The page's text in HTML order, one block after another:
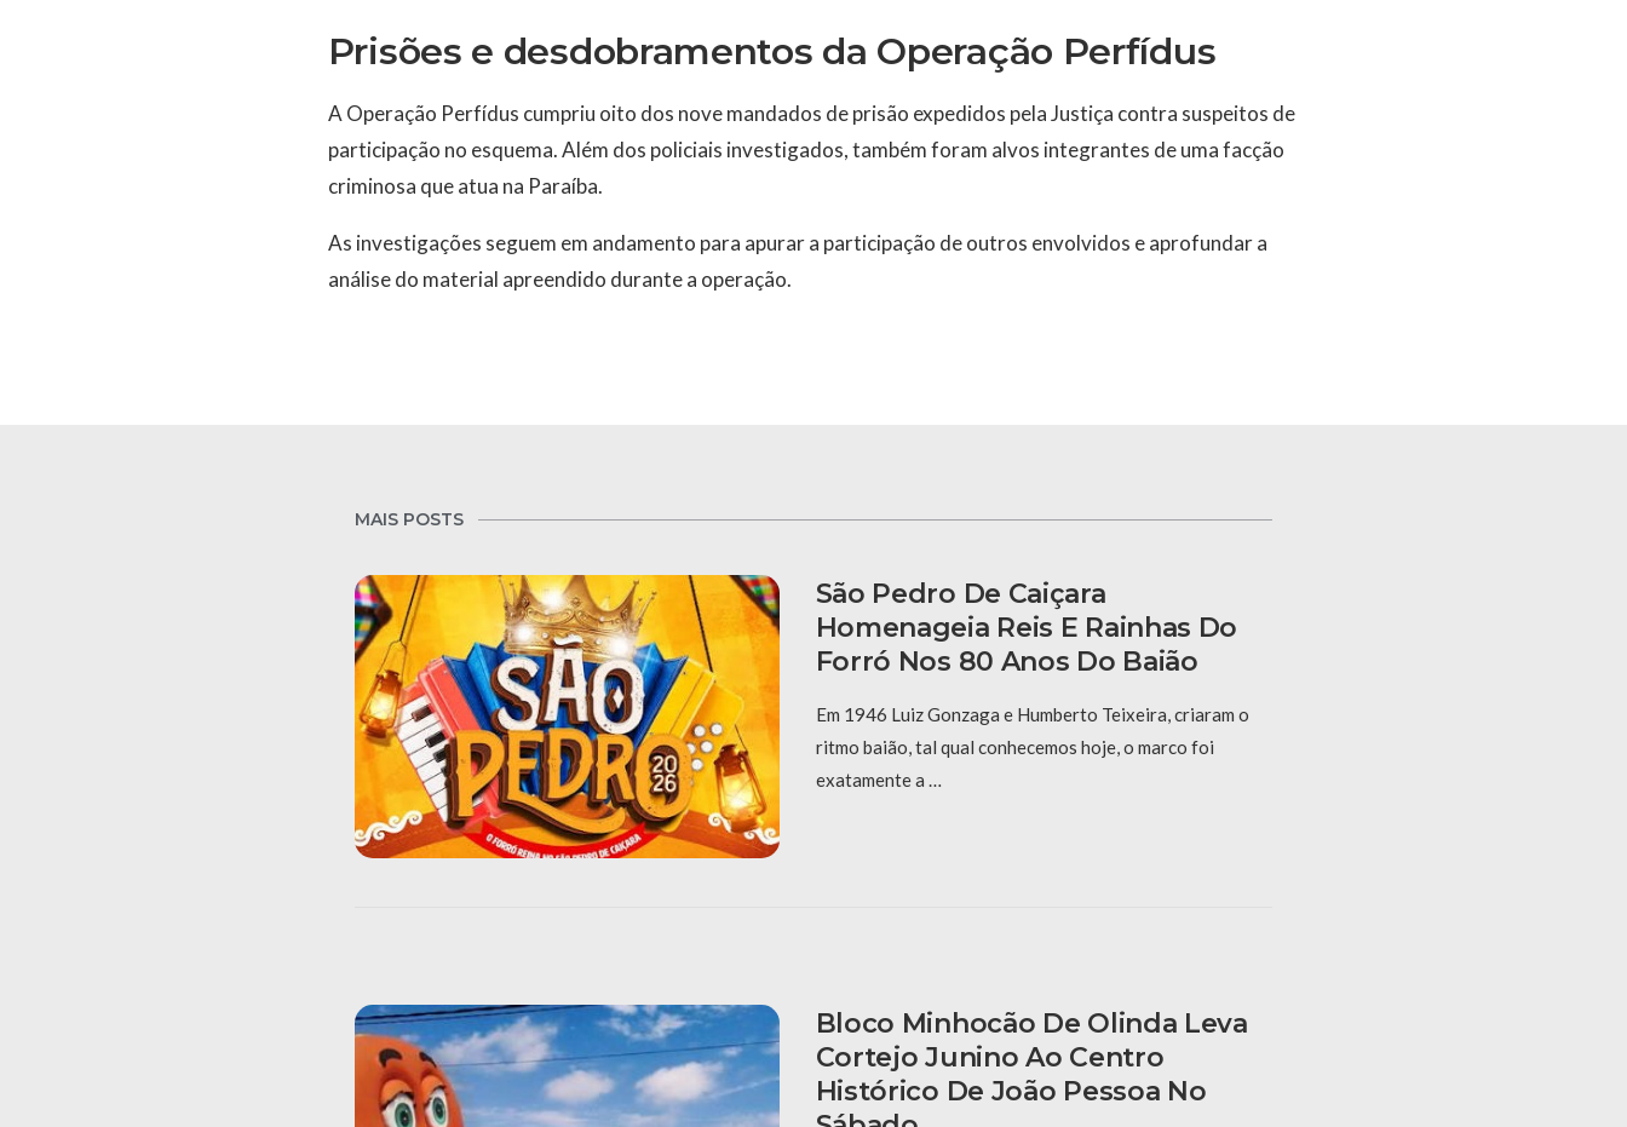
Prisões e desdobramentos da Operação Perfídus
A Operação Perfídus cumpriu oito dos nove mandados de prisão expedidos pela Justiça contra suspeitos de
participação no esquema. Além dos policiais investigados, também foram alvos integrantes de uma facção
criminosa que atua na Paraíba.
As investigações seguem em andamento para apurar a participação de outros envolvidos e aprofundar a
análise do material apreendido durante a operação.
MAIS POSTS
São Pedro De Caiçara
Homenageia Reis E Rainhas Do
Forró Nos 80 Anos Do Baião
Em 1946 Luiz Gonzaga e Humberto Teixeira, criaram o
ritmo baião, tal qual conhecemos hoje, o marco foi
exatamente a …
Bloco Minhocão De Olinda Leva
Cortejo Junino Ao Centro
Histórico De João Pessoa No